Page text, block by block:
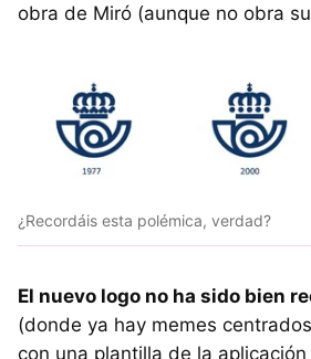
obra de Miró (aunque no obra
¿Recordáis esta polémica, verdad?
El nuevo logo no ha sido bien
(donde ya hay memes
con una plantilla de la